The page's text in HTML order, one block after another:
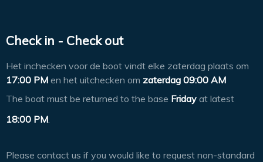
Check in - Check out
Het inchecken voor de boot vindt elke zaterdag plaats om
17:00 PM en het uitchecken om zaterdag 09:00 AM
The boat must be returned to the base Friday at latest
18:00 PM
Please contact us if you would like to request non-standard